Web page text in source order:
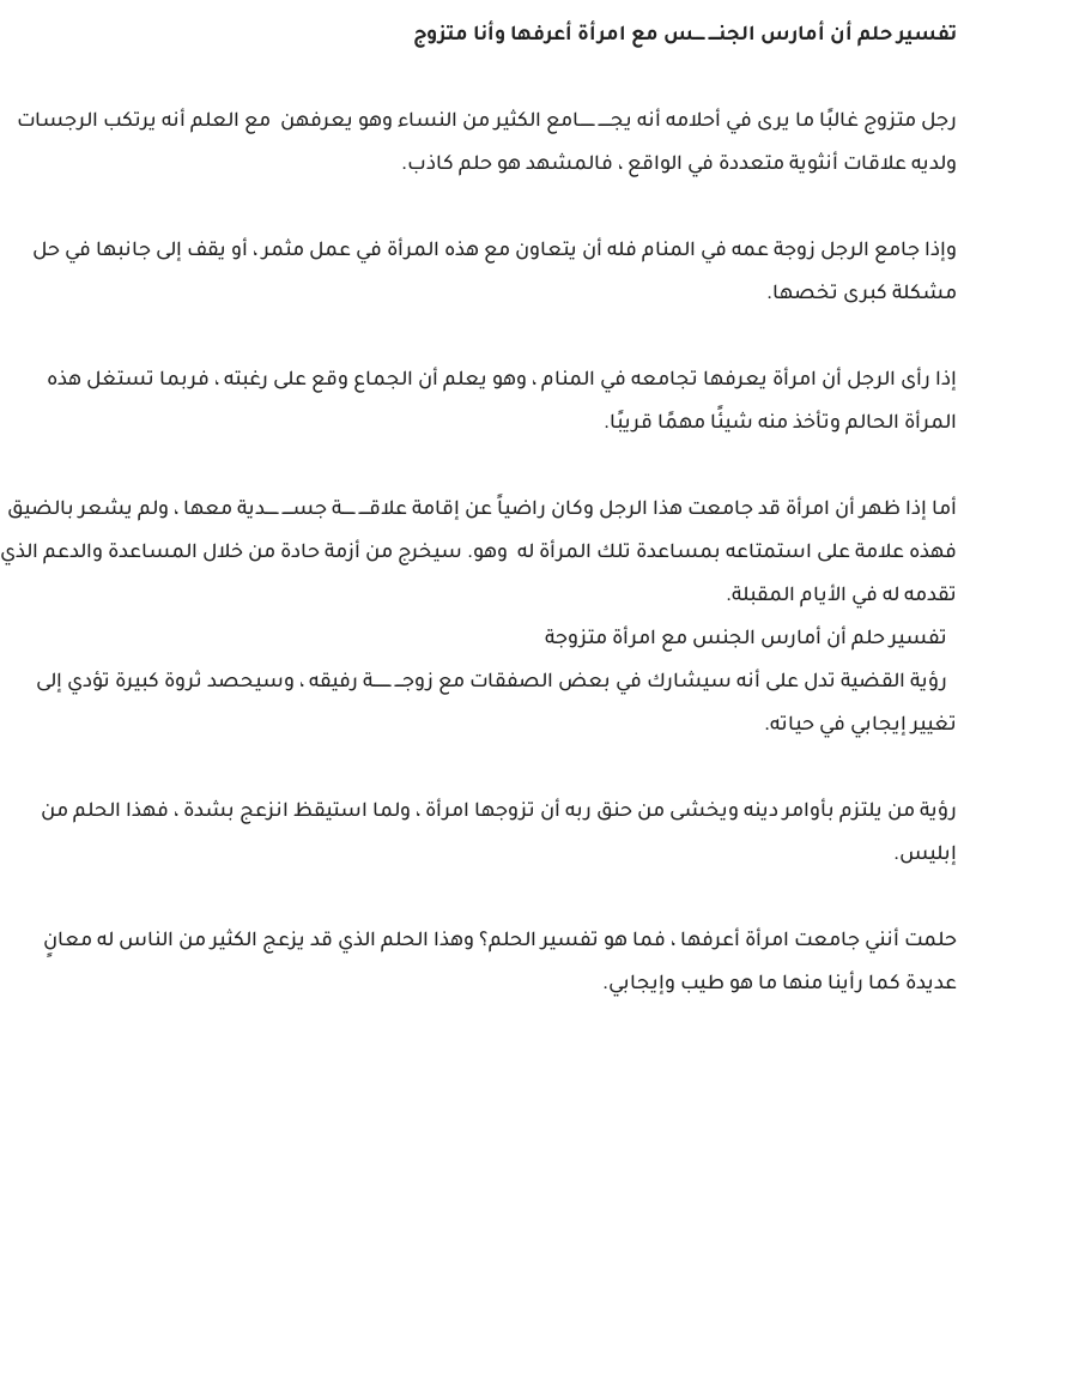
تفسير حلم أن أمارس الجنــــ ــــس مع امرأة أعرفها وأنا متزوج
رجل متزوج غالبًا ما يرى في أحلامه أنه يجـــــ ــــــامع الكثير من النساء وهو يعرفهن مع العلم أنه يرتكب الرجسات
ولديه علاقات أنثوية متعددة في الواقع ، فالمشهد هو حلم كاذب.
وإذا جامع الرجل زوجة عمه في المنام فله أن يتعاون مع هذه المرأة في عمل مثمر ، أو يقف إلى جانبها في حل
مشكلة كبرى تخصها.
إذا رأى الرجل أن امرأة يعرفها تجامعه في المنام ، وهو يعلم أن الجماع وقع على رغبته ، فربما تستغل هذه
المرأة الحالم وتأخذ منه شيئًا مهمًا قريبًا.
أما إذا ظهر أن امرأة قد جامعت هذا الرجل وكان راضياً عن إقامة علاقــــ ـــــة جســــ ـــــدية معها ، ولم يشعر بالضيق
فهذه علامة على استمتاعه بمساعدة تلك المرأة له وهو. سيخرج من أزمة حادة من خلال المساعدة والدعم الذي
تقدمه له في الأيام المقبلة.
تفسير حلم أن أمارس الجنس مع امرأة متزوجة
رؤية القضية تدل على أنه سيشارك في بعض الصفقات مع زوجـــ ـــــــة رفيقه ، وسيحصد ثروة كبيرة تؤدي إلى
تغيير إيجابي في حياته.
رؤية من يلتزم بأوامر دينه ويخشى من حنق ربه أن تزوجها امرأة ، ولما استيقظ انزعج بشدة ، فهذا الحلم من
إبليس.
حلمت أنني جامعت امرأة أعرفها ، فما هو تفسير الحلم؟ وهذا الحلم الذي قد يزعج الكثير من الناس له معانٍ
عديدة كما رأينا منها ما هو طيب وإيجابي.